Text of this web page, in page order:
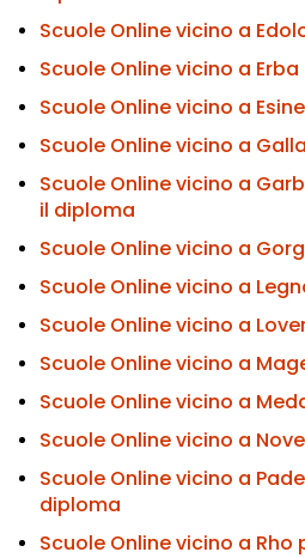
Scuole Online vicino a
Scuole Online vicino a
Scuole Online vicino a
Scuole Online vicino a
Scuole Online vicino a
il diploma
Scuole Online vicino a
Scuole Online vicino a
Scuole Online vicino a
Scuole Online vicino a
Scuole Online vicino a
Scuole Online vicino a
Scuole Online vicino a
diploma
Scuole Online vicino a Rho